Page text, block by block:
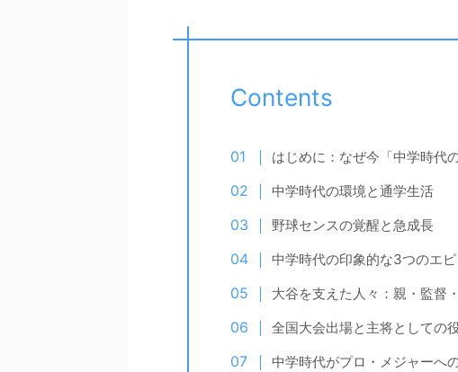
Contents
はじめに：なぜ今「中学時代
中学時代の環境と通学生活
野球センスの覚醒と急成長
中学時代の印象的な3つのエピ
大谷を支えた人々：親・監督
全国大会出場と主将としての
中学時代がプロ・メジャーへ